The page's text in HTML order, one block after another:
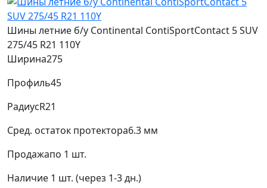
Шины летние б/у Continental ContiSportContact 5 SUV
275/45 R21 110Y
Ширина275
Профиль45
РадиусR21
Сред. остаток протектора6.3 мм
Продажапо 1 шт.
Наличие 1 шт. (через 1-3 дн.)